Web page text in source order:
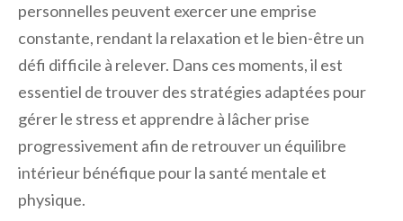
personnelles peuvent exercer une emprise
constante, rendant la relaxation et le bien-être un
défi difficile à relever. Dans ces moments, il est
essentiel de trouver des stratégies adaptées pour
gérer le stress et apprendre à lâcher prise
progressivement afin de retrouver un équilibre
intérieur bénéfique pour la santé mentale et
physique.